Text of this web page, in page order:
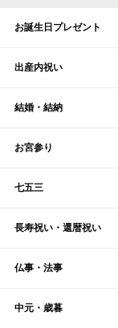
お誕生日プレゼント
出産内祝い
結婚・結納
お宮参り
七五三
長寿祝い・還暦祝い
仏事・法事
中元・歳暮